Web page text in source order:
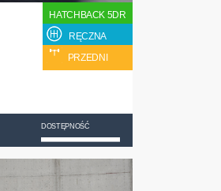
HATCHBACK 5DR
RĘCZNA
PRZEDNI
DOSTĘPNOŚĆ